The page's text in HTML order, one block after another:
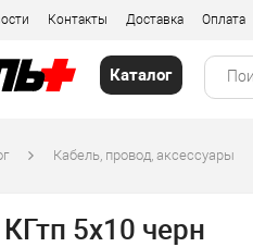
Контакты Доставка Оплата
Каталог
Кабель, провод, аксессуары
5х10 черн